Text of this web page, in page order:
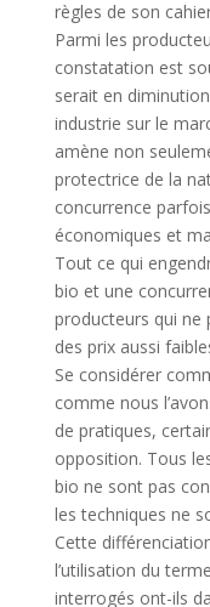
règles de son
Parmi les
constatation est
serait en
industrie sur le
amène non
protectrice de la
concurrence
économiques et
Tout ce qui
bio et une
producteurs qui ne
des prix aussi
Se considérer
comme nous
de pratiques,
opposition. Tous
bio ne sont pas
les techniques ne
Cette
l’utilisation du
interrogés ont-ils